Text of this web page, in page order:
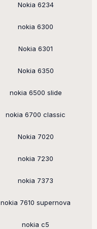
Nokia 6234
nokia 6300
Nokia 6301
Nokia 6350
nokia 6500 slide
nokia 6700 classic
Nokia 7020
nokia 7230
nokia 7373
nokia 7610 supernova
nokia c5